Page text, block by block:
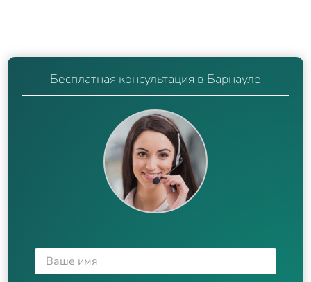
Бесплатная консультация в Барнауле